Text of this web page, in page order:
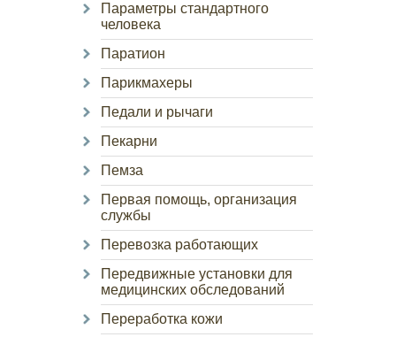
Параметры стандартного
человека
Паратион
Парикмахеры
Педали и рычаги
Пекарни
Пемза
Первая помощь, организация
службы
Перевозка работающих
Передвижные установки для
медицинских обследований
Переработка кожи